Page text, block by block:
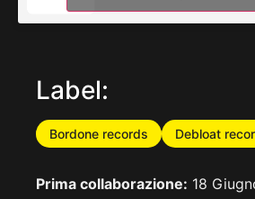
Label:
Bordone records Debloat
Prima collaborazione: 18